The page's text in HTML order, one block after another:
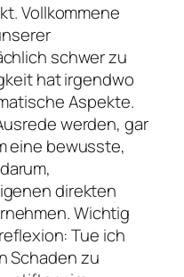
Vollkommene
schwer zu
hat irgendwo
Aspekte.
werden, gar
eine bewusste,
direkten
Wichtig
Tue ich
Schaden zu